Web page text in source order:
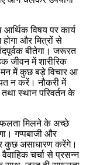
विषय पर कार्य
और मित्रों से
बीतेगा। जरूरत
जीवन में शारीरिक
में कुछ बड़े विचार आ
न करें। नौकरी में
स्थान परिवर्तन के
मिलने के अच्छे
गप्पबाजी और
कुछ असाधारण करेंगे।
चर्चा से प्रसन्न